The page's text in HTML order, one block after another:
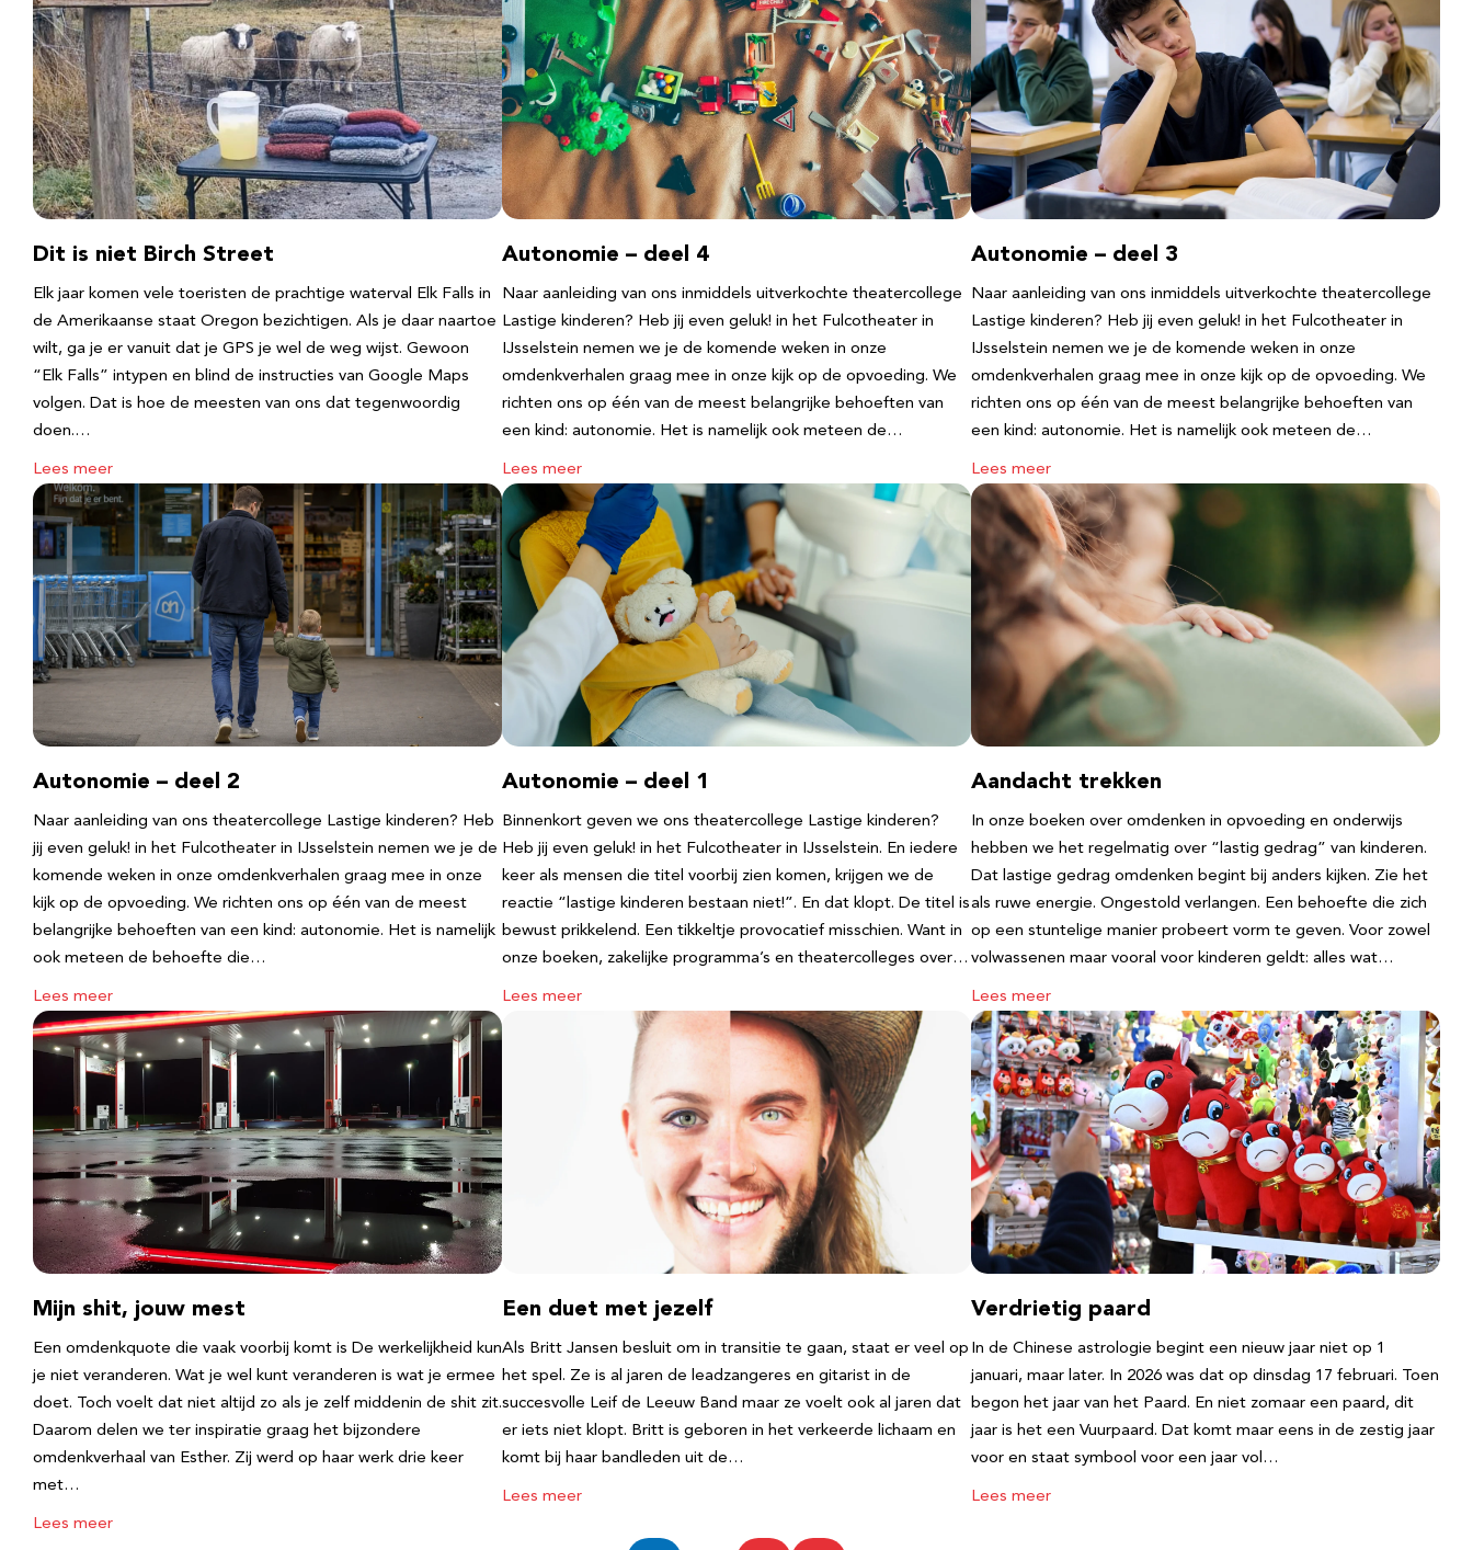
Dit is niet Birch Street
Elk jaar komen vele toeristen de prachtige waterval Elk Falls in
de Amerikaanse staat Oregon bezichtigen. Als je daar naartoe
wilt, ga je er vanuit dat je GPS je wel de weg wijst. Gewoon
“Elk Falls” intypen en blind de instructies van Google Maps
volgen. Dat is hoe de meesten van ons dat tegenwoordig
doen.…
Lees meer
Autonomie – deel 4
Naar aanleiding van ons inmiddels uitverkochte theatercollege
Lastige kinderen? Heb jij even geluk! in het Fulcotheater in
IJsselstein nemen we je de komende weken in onze
omdenkverhalen graag mee in onze kijk op de opvoeding. We
richten ons op één van de meest belangrijke behoeften van
een kind: autonomie. Het is namelijk ook meteen de…
Lees meer
Autonomie – deel 3
Naar aanleiding van ons inmiddels uitverkochte theatercollege
Lastige kinderen? Heb jij even geluk! in het Fulcotheater in
IJsselstein nemen we je de komende weken in onze
omdenkverhalen graag mee in onze kijk op de opvoeding. We
richten ons op één van de meest belangrijke behoeften van
een kind: autonomie. Het is namelijk ook meteen de…
Lees meer
Autonomie – deel 2
Naar aanleiding van ons theatercollege Lastige kinderen? Heb
jij even geluk! in het Fulcotheater in IJsselstein nemen we je de
komende weken in onze omdenkverhalen graag mee in onze
kijk op de opvoeding. We richten ons op één van de meest
belangrijke behoeften van een kind: autonomie. Het is namelijk
ook meteen de behoefte die…
Lees meer
Autonomie – deel 1
Binnenkort geven we ons theatercollege Lastige kinderen?
Heb jij even geluk! in het Fulcotheater in IJsselstein. En iedere
keer als mensen die titel voorbij zien komen, krijgen we de
reactie “lastige kinderen bestaan niet!”. En dat klopt. De titel is
bewust prikkelend. Een tikkeltje provocatief misschien. Want in
onze boeken, zakelijke programma’s en theatercolleges over…
Lees meer
Aandacht trekken
In onze boeken over omdenken in opvoeding en onderwijs
hebben we het regelmatig over “lastig gedrag” van kinderen.
Dat lastige gedrag omdenken begint bij anders kijken. Zie het
als ruwe energie. Ongestold verlangen. Een behoefte die zich
op een stuntelige manier probeert vorm te geven. Voor zowel
volwassenen maar vooral voor kinderen geldt: alles wat…
Lees meer
Mijn shit, jouw mest
Een omdenkquote die vaak voorbij komt is De werkelijkheid kun
je niet veranderen. Wat je wel kunt veranderen is wat je ermee
doet. Toch voelt dat niet altijd zo als je zelf middenin de shit zit.
Daarom delen we ter inspiratie graag het bijzondere
omdenkverhaal van Esther. Zij werd op haar werk drie keer
met…
Lees meer
Een duet met jezelf
Als Britt Jansen besluit om in transitie te gaan, staat er veel op
het spel. Ze is al jaren de leadzangeres en gitarist in de
succesvolle Leif de Leeuw Band maar ze voelt ook al jaren dat
er iets niet klopt. Britt is geboren in het verkeerde lichaam en
komt bij haar bandleden uit de…
Lees meer
Verdrietig paard
In de Chinese astrologie begint een nieuw jaar niet op 1
januari, maar later. In 2026 was dat op dinsdag 17 februari. Toen
begon het jaar van het Paard. En niet zomaar een paard, dit
jaar is het een Vuurpaard. Dat komt maar eens in de zestig jaar
voor en staat symbool voor een jaar vol…
Lees meer